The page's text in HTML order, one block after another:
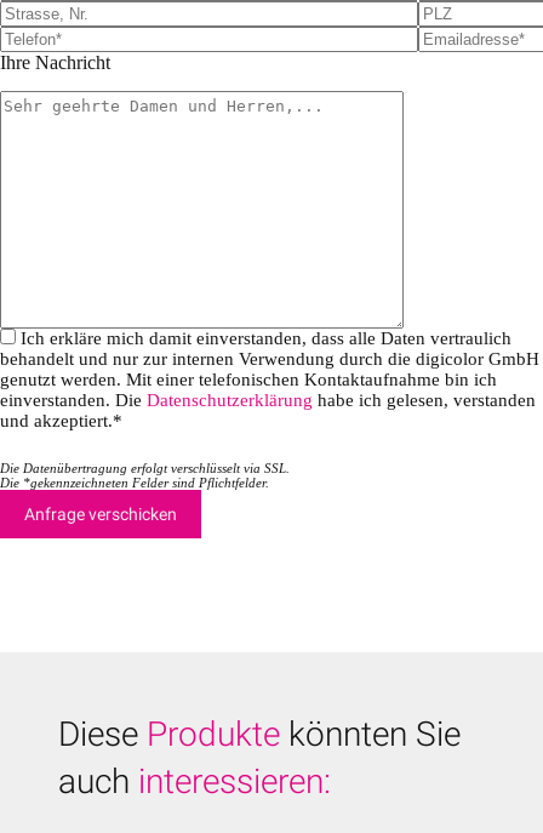
Ihre Nachricht
Ich erkläre mich damit einverstanden, dass alle Daten vertraulich
behandelt und nur zur internen Verwendung durch die digicolor GmbH
genutzt werden. Mit einer telefonischen Kontaktaufnahme bin ich
einverstanden. Die Datenschutzerklärung habe ich gelesen, verstanden
und akzeptiert.*
Die Datenübertragung erfolgt verschlüsselt via SSL.
Die *gekennzeichneten Felder sind Pflichtfelder.
Diese Produkte könnten Sie
auch interessieren: